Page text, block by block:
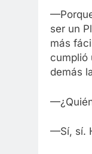
ser un
más
cumplió
demás
—Sí, sí.